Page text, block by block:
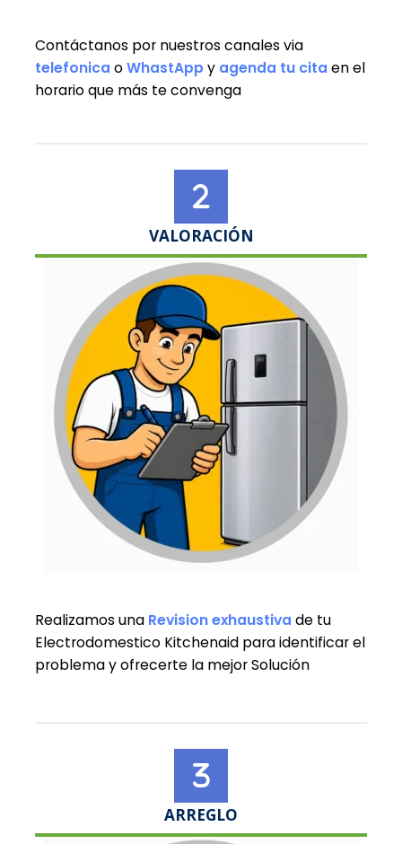
Contáctanos por nuestros canales via
telefonica oWhastApp y agenda tu cita en el
horario que más te convenga
VALORACIÓN
Realizamos una Revision exhaustiva de tu
Electrodomestico Kitchenaid para identificar el
problema y ofrecerte la mejor Solución
ARREGLO